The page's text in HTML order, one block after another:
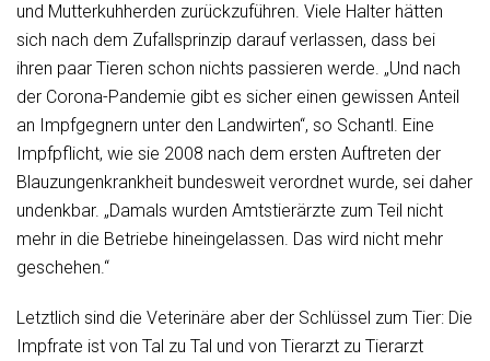
und Mutterkuhherden zurückzuführen. Viele Halter hätten
sich nach dem Zufallsprinzip darauf verlassen, dass bei
ihren paar Tieren schon nichts passieren werde. „Und nach
der Corona-Pandemie gibt es sicher einen gewissen Anteil
an Impfgegnern unter den Landwirten“, so Schantl. Eine
Impfpflicht, wie sie 2008 nach dem ersten Auftreten der
Blauzungenkrankheit bundesweit verordnet wurde, sei daher
undenkbar. „Damals wurden Amtstierärzte zum Teil nicht
mehr in die Betriebe hineingelassen. Das wird nicht mehr
geschehen.“
Letztlich sind die Veterinäre aber der Schlüssel zum Tier: Die
Impfrate ist von Tal zu Tal und von Tierarzt zu Tierarzt